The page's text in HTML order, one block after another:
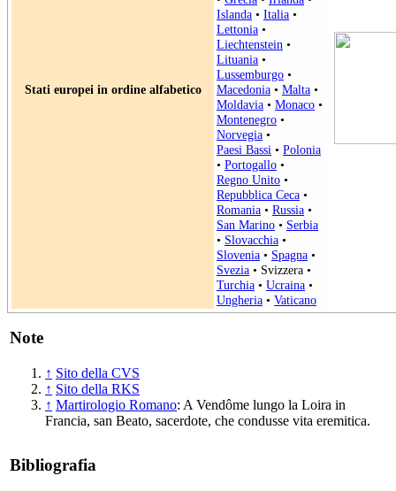
Stati europei in ordine alfabetico
Islanda • Italia •
Lettonia •
Liechtenstein •
Lituania •
Lussemburgo •
Macedonia • Malta •
Moldavia • Monaco •
Montenegro •
Norvegia •
Paesi Bassi • Polonia
• Portogallo •
Regno Unito •
Repubblica Ceca •
Romania • Russia •
San Marino • Serbia
• Slovacchia •
Slovenia • Spagna •
Svezia • Svizzera •
Turchia • Ucraina •
Ungheria • Vaticano
Note
↑ Sito della CVS
↑ Sito della RKS
↑ Martirologio Romano: A Vendôme lungo la Loira in
Francia, san Beato, sacerdote, che condusse vita eremitica.
Bibliografia